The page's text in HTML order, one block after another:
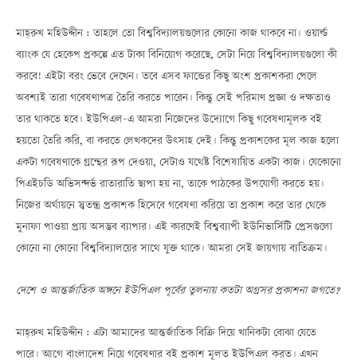
মাহ্‌রুখ মহিউদ্দীন : তাহলে তো বিশ্ববিদ্যালয়গুলোর কোনো কাজ থাকবে না। ওয়ার্ল্ড
ব্যাংক যে হেকেপ প্রকল্পে এত টাকা বিনিয়োগ করেছে, সেটা নিয়ে বিশ্ববিদ্যালয়গুলো কী
করবে! এইটা বরং ভেবে দেখেন। তবে এসব ফান্ডের কিছু অংশ প্রকাশকরা পেলে
অবশ্যই তারা গবেষণাপত্র তৈরি করতে পারেন। কিন্তু সেই পরিমাণ প্রজ্ঞা ও দক্ষতাও
তার থাকতে হবে। ইউপিএল-এ আমরা নিজেদের উদ্যোগে কিছু গবেষণামূলক বই
হয়তো তৈরি করি, বা করতে লেখকদের উৎসাহ দেই। কিন্তু প্রকাশকের মূল কাজ হলো
একটা গবেষণাকে গ্রন্থের রূপ দেওয়া, সেটাও যথেষ্ট বিশেষায়িত একটা কাজ। যেকোনো
পিএইচডি অভিসন্দর্ভ রাতারাতি ছাপা হয় না, তাকে পাঠকের উপযোগী করতে হয়।
নিজের অর্থায়নে স্বতন্ত্র প্রকাশক হিসেবে গবেষণা করিয়ে তা প্রকাশ করে তার থেকে
মুনাফা পাওয়া প্রায় অসম্ভব ব্যাপার। এই কারণেই বিশ্বব্যাপী ইউনিভার্সিটি প্রেসগুলো
কোনো না কোনো বিশ্ববিদ্যালয়ের সাথে যুক্ত থাকে। আমরা সেই জায়গায় ব্যতিক্রম।
দেশে ও আন্তর্জাতিক অঙ্গনে ইউপিএল পূর্বের তুলনায় কতটা অগ্রসর প্রকাশনা জগতে?
মাহ্‌রুখ মহিউদ্দীন : এটা আমাদের আন্তর্জাতিক বিক্রি দিয়ে খানিকটা বোঝা যেতে
পারে। আগে বাংলাদেশ নিয়ে গবেষণার বই প্রকাশ মূলত ইউপিএল করত। এখন